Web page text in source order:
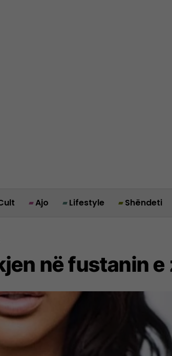
Ajo Lifestyle Shëndeti
në fustanin e